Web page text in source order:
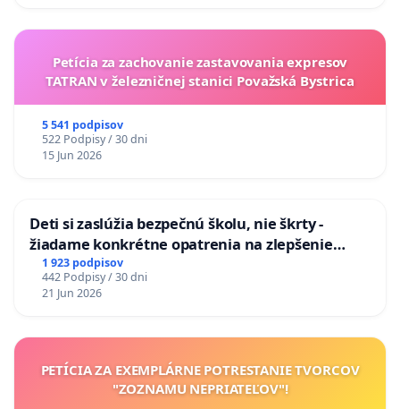
Petícia za zachovanie zastavovania expresov
TATRAN v železničnej stanici Považská Bystrica
5 541 podpisov
522 Podpisy / 30 dni
15 Jun 2026
Deti si zaslúžia bezpečnú školu, nie škrty -
žiadame konkrétne opatrenia na zlepšenie
situácie v školstve
1 923 podpisov
442 Podpisy / 30 dni
21 Jun 2026
PETÍCIA ZA EXEMPLÁRNE POTRESTANIE TVORCOV
"ZOZNAMU NEPRIATEĽOV"!